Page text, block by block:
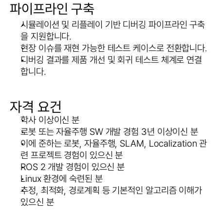
파이프라인 구축
시뮬레이션 및 리플레이 기반 디버깅 파이프라인 구축
을 지원합니다.
현장 이슈를 재현 가능한 테스트 케이스로 전환합니다.
디버깅 결과를 제품 개선 및 회귀 테스트 체계로 연결
합니다.
자격 요건
학사 이상이신 분
로봇 또는 자율주행 SW 개발 경험 3년 이상이신 분
이에 준하는 로봇, 자율주행, SLAM, Localization 관
련 프로젝트 경험이 있으신 분
ROS 2 개발 경험이 있으신 분
Linux 환경에 숙련된 분
추정, 최적화, 경로계획 등 기본적인 알고리즘 이해가
있으신 분